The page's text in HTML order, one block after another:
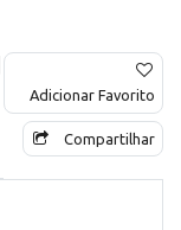
Adicionar Favorito
Compartilhar